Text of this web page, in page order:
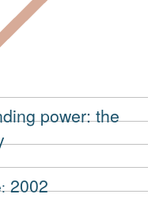
power: the
2002